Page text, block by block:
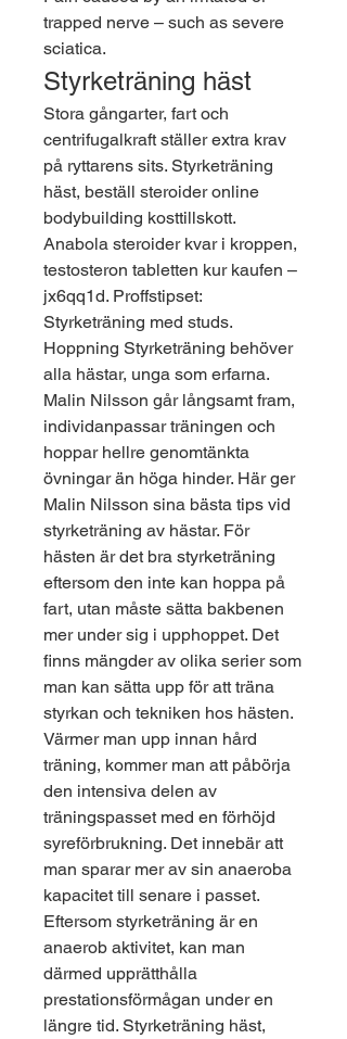
trapped nerve – such as severe
sciatica.
Styrketräning häst
Stora gångarter, fart och
centrifugalkraft ställer extra krav
på ryttarens sits. Styrketräning
häst, beställ steroider online
bodybuilding kosttillskott.
Anabola steroider kvar i kroppen,
testosteron tabletten kur kaufen –
jx6qq1d. Proffstipset:
Styrketräning med studs.
Hoppning Styrketräning behöver
alla hästar, unga som erfarna.
Malin Nilsson går långsamt fram,
individanpassar träningen och
hoppar hellre genomtänkta
övningar än höga hinder. Här ger
Malin Nilsson sina bästa tips vid
styrketräning av hästar. För
hästen är det bra styrketräning
eftersom den inte kan hoppa på
fart, utan måste sätta bakbenen
mer under sig i upphoppet. Det
finns mängder av olika serier som
man kan sätta upp för att träna
styrkan och tekniken hos hästen.
Värmer man upp innan hård
träning, kommer man att påbörja
den intensiva delen av
träningspasset med en förhöjd
syreförbrukning. Det innebär att
man sparar mer av sin anaeroba
kapacitet till senare i passet.
Eftersom styrketräning är en
anaerob aktivitet, kan man
därmed upprätthålla
prestationsförmågan under en
längre tid. Styrketräning häst,